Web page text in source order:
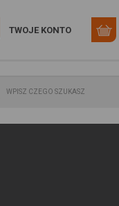
TWOJE KONTO